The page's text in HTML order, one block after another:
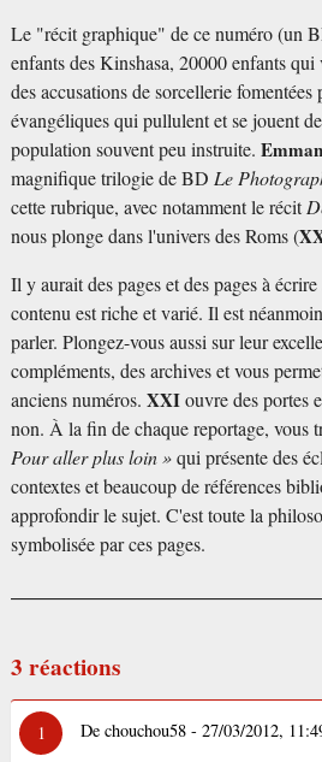
Le "récit graphique" de ce numéro (un
enfants des Kinshasa, 20000 enfants
des accusations de sorcellerie fomentées
évangéliques qui pullulent et se jouent
population souvent peu instruite.
magnifique trilogie de BD Le
cette rubrique, avec notamment le récit
nous plonge dans l'univers des Roms (
Il y aurait des pages et des pages à
contenu est riche et varié. Il est
parler. Plongez-vous aussi sur leur
compléments, des archives et vous
anciens numéros. XXIouvre des portes
non. À la fin de chaque reportage, vous
Pour aller plus loin »qui présente des
contextes et beaucoup de références
approfondir le sujet. C'est toute la
symbolisée par ces pages.
3 réactions
1
De chouchou58 - 27/03/2012,